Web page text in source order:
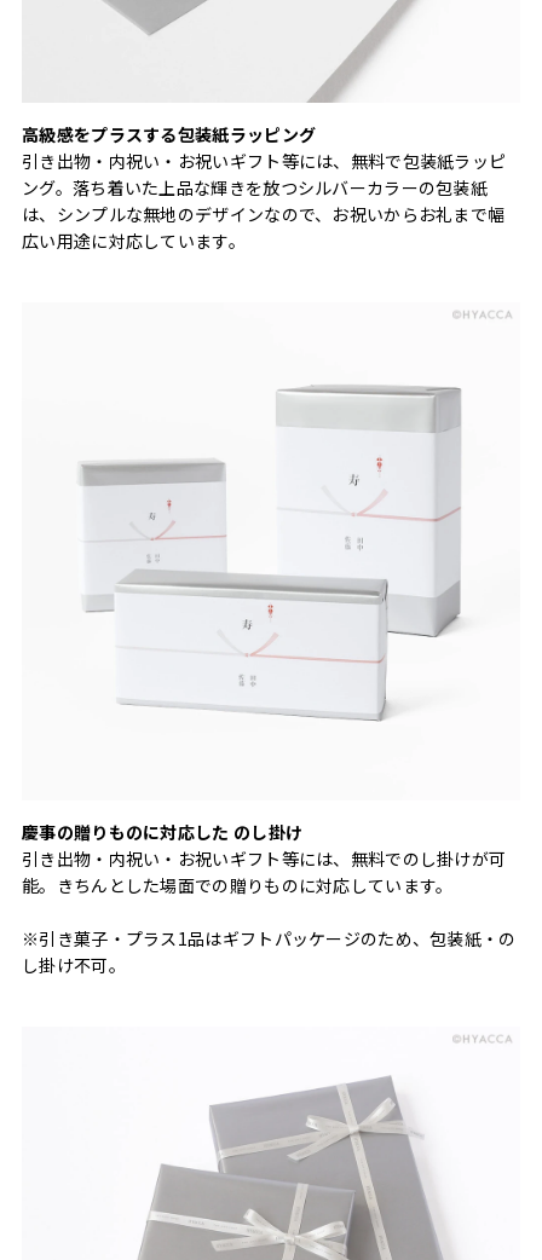
高級感をプラスする包装紙ラッピング
引き出物・内祝い・お祝いギフト等には、無料で包装紙ラッピ
ング。落ち着いた上品な輝きを放つシルバーカラーの包装紙
は、シンプルな無地のデザインなので、お祝いからお礼まで幅
広い用途に対応しています。
慶事の贈りものに対応した のし掛け
引き出物・内祝い・お祝いギフト等には、無料でのし掛けが可
能。きちんとした場面での贈りものに対応しています。
※引き菓子・プラス1品はギフトパッケージのため、包装紙・の
し掛け不可。